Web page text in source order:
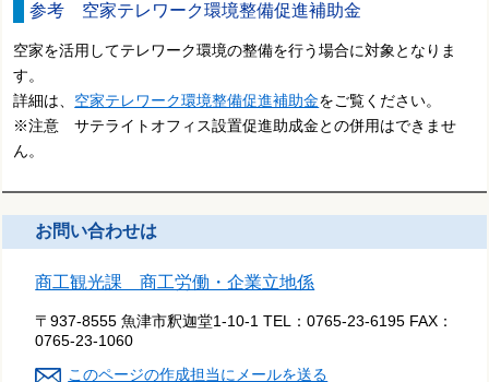
参考 空家テレワーク環境整備促進補助金
空家を活用してテレワーク環境の整備を行う場合に対象となりま
す。
詳細は、 空家テレワーク環境整備促進補助金をご覧ください。
※注意 サテライトオフィス設置促進助成金との併用はできませ
ん。
お問い合わせは
商工観光課 商工労働・企業立地係
〒937-8555 魚津市釈迦堂1-10-1 TEL：0765-23-6195 FAX：
0765-23-1060
このページの作成担当にメールを送る